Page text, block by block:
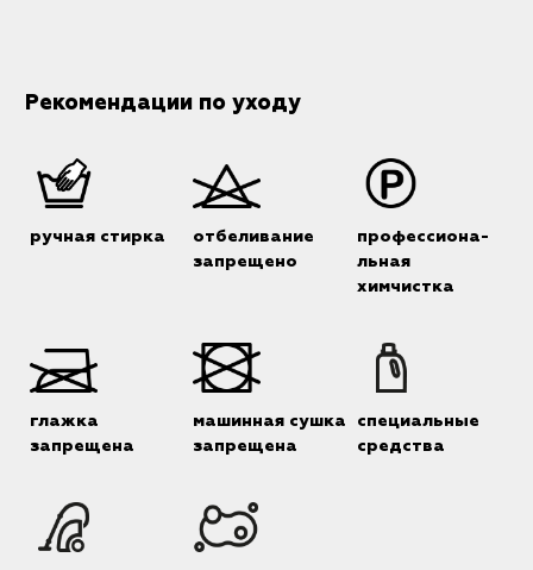
Рекомендации по уходу
ручная стирка
отбеливание
запрещено
профессиона-
льная
химчистка
глажка
запрещена
машинная сушка
запрещена
специальные
средства